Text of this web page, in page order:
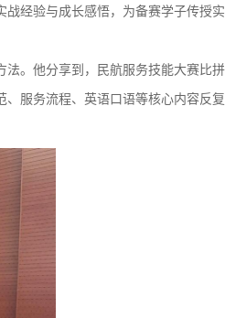
经验与成长感悟，为备赛学子传授
。他分享到，民航服务技能大赛比
服务流程、英语口语等核心内容反复